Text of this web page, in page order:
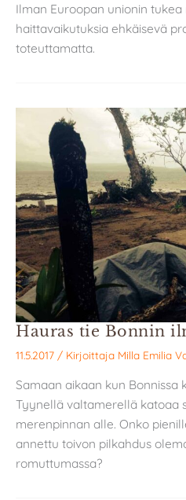
Ilman Euroopan unionin
haittavaikutuksia ehkäisevä
toteuttamatta.
Hauras tie Bonnin
11.5.2017 / Kirjoittaja Milla Emilia
Samaan aikaan kun Bonnissa
Tyynellä valtamerellä katoaa
merenpinnan alle. Onko
annettu toivon pilkahdus
romuttumassa?